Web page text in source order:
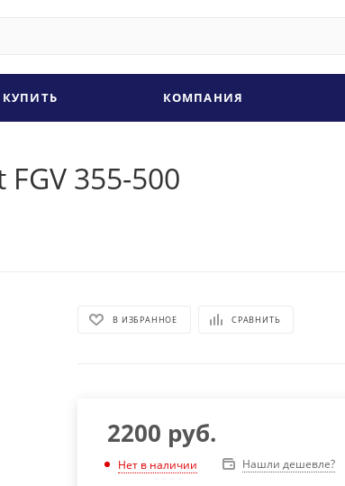
КУПИТЬ КОМПАНИЯ
355-500
В ИЗБРАННОЕ СРАВНИТЬ
2200 руб.
Нет в наличии Нашли дешевле?